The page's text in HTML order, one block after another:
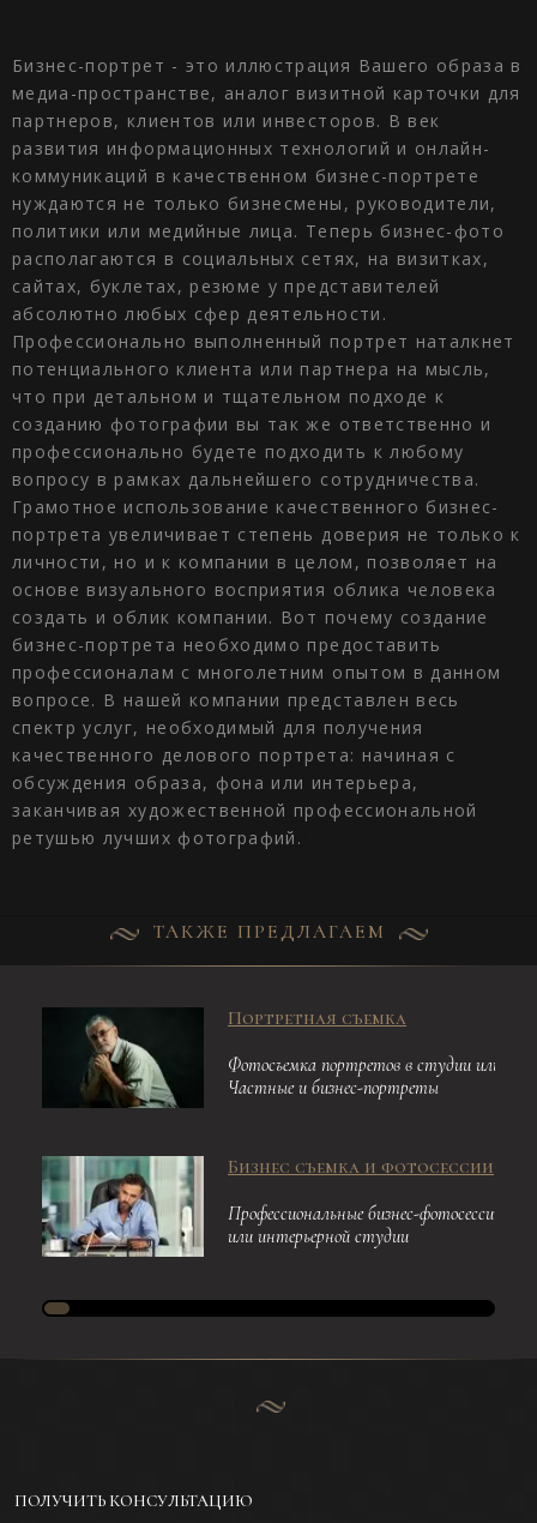
Бизнес-портрет - это иллюстрация Вашего образа в
медиа-пространстве, аналог визитной карточки для
партнеров, клиентов или инвесторов. В век
развития информационных технологий и онлайн-
коммуникаций в качественном бизнес-портрете
нуждаются не только бизнесмены, руководители,
политики или медийные лица. Теперь бизнес-фото
располагаются в социальных сетях, на визитках,
сайтах, буклетах, резюме у представителей
абсолютно любых сфер деятельности.
Профессионально выполненный портрет наталкнет
потенциального клиента или партнера на мысль,
что при детальном и тщательном подходе к
созданию фотографии вы так же ответственно и
профессионально будете подходить к любому
вопросу в рамках дальнейшего сотрудничества.
Грамотное использование качественного бизнес-
портрета увеличивает степень доверия не только к
личности, но и к компании в целом, позволяет на
основе визуального восприятия облика человека
создать и облик компании. Вот почему создание
бизнес-портрета необходимо предоставить
профессионалам с многолетним опытом в данном
вопросе. В нашей компании представлен весь
спектр услуг, необходимый для получения
качественного делового портрета: начиная с
обсуждения образа, фона или интерьера,
заканчивая художественной профессиональной
ретушью лучших фотографий.
ТАКЖЕ ПРЕДЛАГАЕМ
Портретная съемка
Фотосъемка портретов в студии или
Частные и бизнес-портреты
Бизнес съемка и фотосессии
Профессиональные бизнес-фотосессии.
или интерьерной студии
ПОЛУЧИТЬ КОНСУЛЬТАЦИЮ